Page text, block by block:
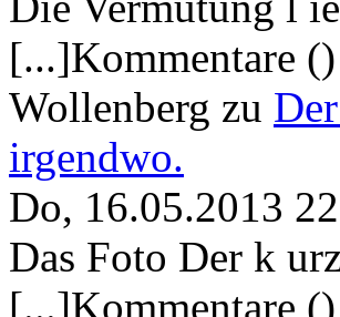
[...]Kommentare ()
Wollenberg zu
irgendwo.
Do, 16.05.2013
Das Foto Der k
[...]Kommentare ()